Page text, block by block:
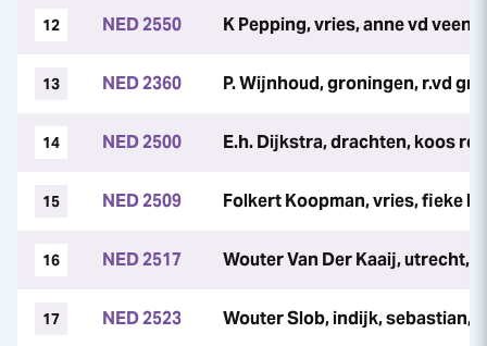
12 NED 2550 K Pepping, vries, anne vd veen
13 NED 2360 P. Wijnhoud, groningen, r.vd
14 NED 2500 E.h. Dijkstra, drachten, koos
15 NED 2509 Folkert Koopman, vries, fieke
16 NED 2517 Wouter Van Der Kaaij, utrecht,
17 NED 2523 Wouter Slob, indijk, sebastian,